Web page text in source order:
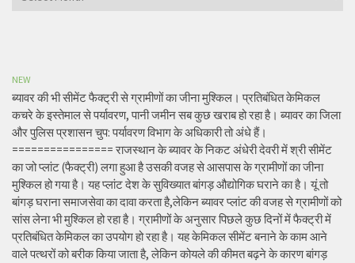
NEW
ब्यावर की भी सीमेंट फैक्ट्री से ग्रामीणों का जीना मुश्किल। प्रतिबंधित केमिकल
कचरे के इस्तेमाल से पर्यावरण, पानी जमीन सब कुछ खराब हो रहा है। ब्यावर का जिला
और पुलिस प्रशासन चुप: पर्यावरण विभाग के अधिकारी तो अंधे हैं।
================ राजस्थान के ब्यावर के निकट अंधेरी देवरी में श्री सीमेंट
का जो प्लांट (फैक्ट्री) लगा हुआ है उसकी वजह से आसपास के ग्रामीणों का जीना
मुश्किल हो गया है। यह प्लांट देश के सुविख्यात बांगड़ औद्योगिक घराने का है। यूं तो
बांगड़ घराना समाजसेवा का दावा करता है,लेकिन ब्यावर प्लांट की वजह से ग्रामीणों को
सांस लेना भी मुश्किल हो रहा है। ग्रामीणों के अनुसार पिछले कुछ दिनों में फैक्ट्री में
प्रतिबंधित केमिकल का उपयोग हो रहा है। यह केमिकल सीमेंट बनाने के काम आने
वाले पत्थरों को बरीक किया जाता है, लेकिन कोयले की कीमत बढ़ने के कारण बांगड़